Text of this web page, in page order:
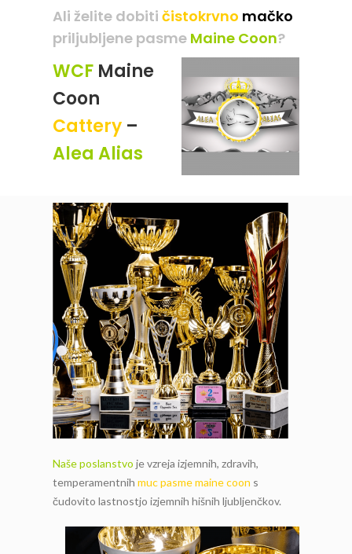
Ali želite dobitičistokrvno mačko
priljubljene pasme Maine Coon?
WCF Maine
Coon
Cattery –
Alea Alias
Naše poslanstvo je vzreja izjemnih, zdravih,
temperamentnihmuc pasme maine coon s
čudovito lastnostjo izjemnih hišnih ljubljenčkov.